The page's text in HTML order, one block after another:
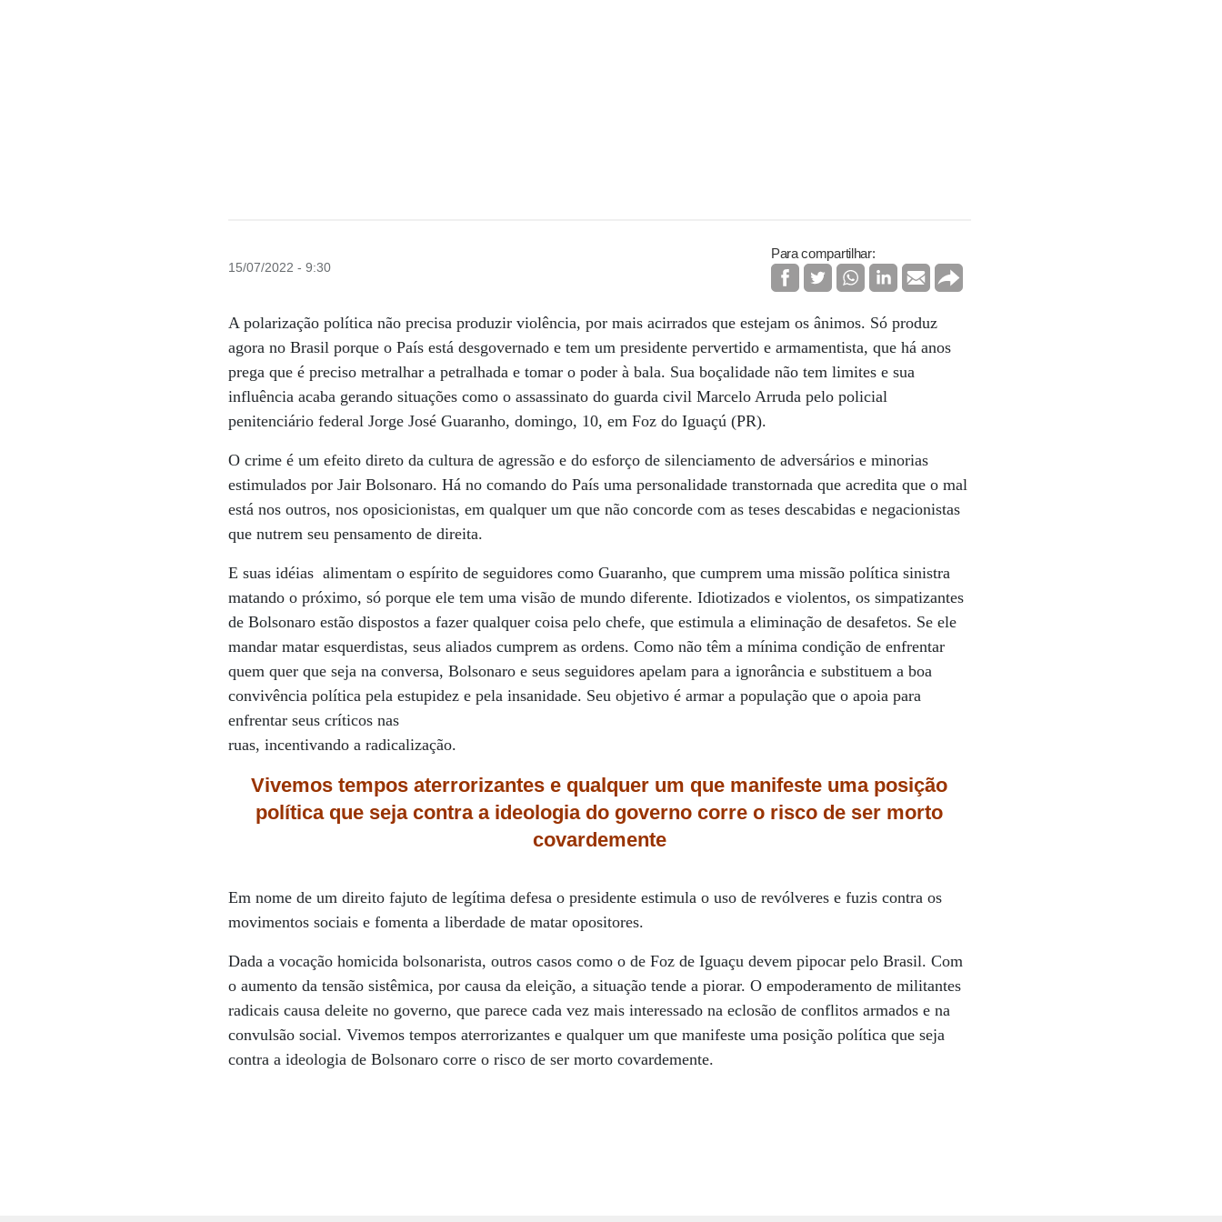
15/07/2022 - 9:30
Para compartilhar:
A polarização política não precisa produzir violência, por mais acirrados que estejam os ânimos. Só produz
agora no Brasil porque o País está desgovernado e tem um presidente pervertido e armamentista, que há anos
prega que é preciso metralhar a petralhada e tomar o poder à bala. Sua boçalidade não tem limites e sua
influência acaba gerando situações como o assassinato do guarda civil Marcelo Arruda pelo policial
penitenciário federal Jorge José Guaranho, domingo, 10, em Foz do Iguaçú (PR).
O crime é um efeito direto da cultura de agressão e do esforço de silenciamento de adversários e minorias
estimulados por Jair Bolsonaro. Há no comando do País uma personalidade transtornada que acredita que o mal
está nos outros, nos oposicionistas, em qualquer um que não concorde com as teses descabidas e negacionistas
que nutrem seu pensamento de direita.
E suas idéias alimentam o espírito de seguidores como Guaranho, que cumprem uma missão política sinistra
matando o próximo, só porque ele tem uma visão de mundo diferente. Idiotizados e violentos, os simpatizantes
de Bolsonaro estão dispostos a fazer qualquer coisa pelo chefe, que estimula a eliminação de desafetos. Se ele
mandar matar esquerdistas, seus aliados cumpremas ordens. Como não têm a mínima condição de enfrentar
quem quer que seja na conversa, Bolsonaro e seus seguidores apelam para a ignorância e substituem a boa
convivência política pela estupidez e pela insanidade. Seu objetivo é armar a população que o apoia para
enfrentar seus críticos nas
ruas, incentivando a radicalização.
Vivemos tempos aterrorizantes e qualquer um que manifeste uma posição
política que seja contra a ideologia do governo corre o risco de ser morto
covardemente
Em nome de um direito fajuto de legítima defesa o presidente estimula o uso de revólveres e fuzis contra os
movimentos sociais e fomenta a liberdade de matar opositores.
Dada a vocação homicida bolsonarista, outros casos como o de Foz de Iguaçu devem pipocar pelo Brasil. Com
o aumento da tensão sistêmica, por causa da eleição, a situação tende a piorar. O empoderamento de militantes
radicais causa deleite no governo, que parece cada vez mais interessado na eclosão de conflitos armados e na
convulsão social. Vivemos tempos aterrorizantes e qualquer um que manifeste uma posição política que seja
contra a ideologia de Bolsonaro corre o risco de ser morto covardemente.